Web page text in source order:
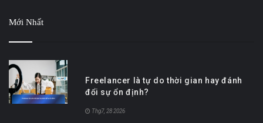
Mới Nhất
Freelancer là tự do thời gian hay đánh
đổi sự ổn định?
Thg7, 28 2026